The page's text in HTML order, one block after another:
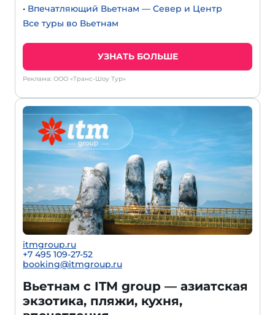
• Впечатляющий Вьетнам — Север и Центр
Все туры во Вьетнам
УЗНАТЬ БОЛЬШЕ
Реклама: ООО «Транс-Шоу Тур»
itmgroup.ru
+7 495 109-27-52
booking@itmgroup.ru
Вьетнам с ITM group — азиатская
экзотика, пляжи, кухня,